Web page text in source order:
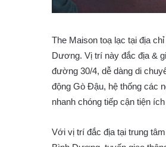
The Maison toạ lạc tại địa
Dương. Vị trí này đắc địa &
đường 30/4, dễ dàng di
động Gò Đậu, hệ thống các
nhanh chóng tiếp cận tiện
Với vị trí đắc địa tại trung